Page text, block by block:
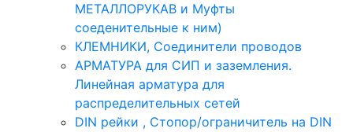
МЕТАЛЛОРУКАВ и Муфты
соеденительные к ним)
КЛЕМНИКИ, Соединители проводов
АРМАТУРА для СИП и заземления.
Линейная арматура для
распределительных сетей
DIN рейки , Стопор/ограничитель на DIN